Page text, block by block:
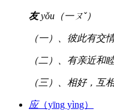
友yǒu（一ㄡˇ）
（一）、彼此有交
（二）、有亲近和
（三）、相好，互
应（yīng yìng）